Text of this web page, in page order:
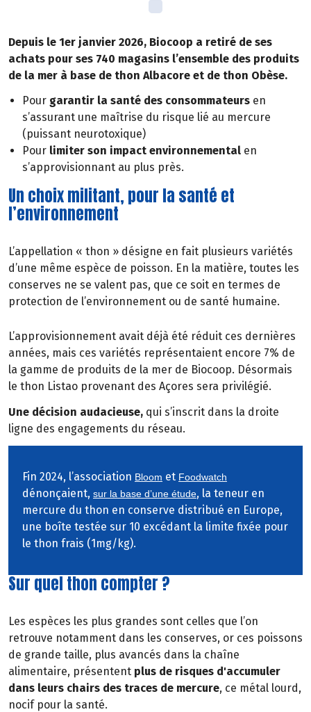
Depuis le 1er janvier 2026, Biocoop a retiré de ses
achats pour ses 740 magasins l’ensemble des produits
de la mer à base de thon Albacore et de thon Obèse.
Pour garantir la santé des consommateurs en
s’assurant une maîtrise du risque lié au mercure
(puissant neurotoxique)
Pour limiter son impact environnemental en
s’approvisionnant au plus près.
Un choix militant, pour la santé et
l’environnement
L’appellation « thon » désigne en fait plusieurs variétés
d’une même espèce de poisson. En la matière, toutes les
conserves ne se valent pas, que ce soit en termes de
protection de l’environnement ou de santé humaine.
L’approvisionnement avait déjà été réduit ces dernières
années, mais ces variétés représentaient encore 7% de
la gamme de produits de la mer de Biocoop. Désormais
le thon Listao provenant des Açores sera privilégié.
Une décision audacieuse, qui s’inscrit dans la droite
ligne des engagements du réseau.
Fin 2024, l’association Bloom et Foodwatch
dénonçaient, sur la base d’une étude, la teneur en
mercure du thon en conserve distribué en Europe,
une boîte testée sur 10 excédant la limite fixée pour
le thon frais (1mg/kg).
Sur quel thon compter ?
Les espèces les plus grandes sont celles que l’on
retrouve notamment dans les conserves, or ces poissons
de grande taille, plus avancés dans la chaîne
alimentaire, présentent plus de risques d'accumuler
dans leurs chairs des traces de mercure, ce métal lourd,
nocif pour la santé.